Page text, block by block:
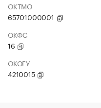
ОКТМО
65701000001
ОКФС
16
ОКОГУ
4210015